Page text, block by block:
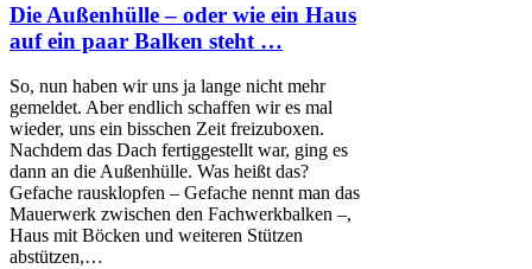
Die Außenhülle – oder wie ein Haus
auf ein paar Balken steht …
So, nun haben wir uns ja lange nicht mehr
gemeldet. Aber endlich schaffen wir es mal
wieder, uns ein bisschen Zeit freizuboxen.
Nachdem das Dach fertiggestellt war, ging es
dann an die Außenhülle. Was heißt das?
Gefache rausklopfen – Gefache nennt man das
Mauerwerk zwischen den Fachwerkbalken –,
Haus mit Böcken und weiteren Stützen
abstützen,…